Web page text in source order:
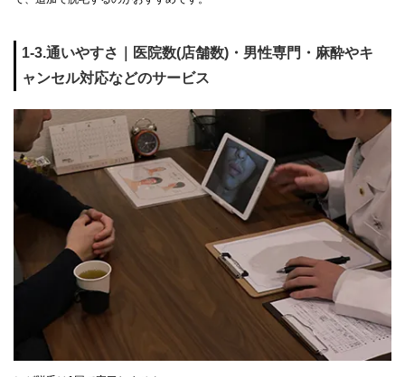
1-3.通いやすさ｜医院数(店舗数)・男性専門・麻酔やキ
ャンセル対応などのサービス